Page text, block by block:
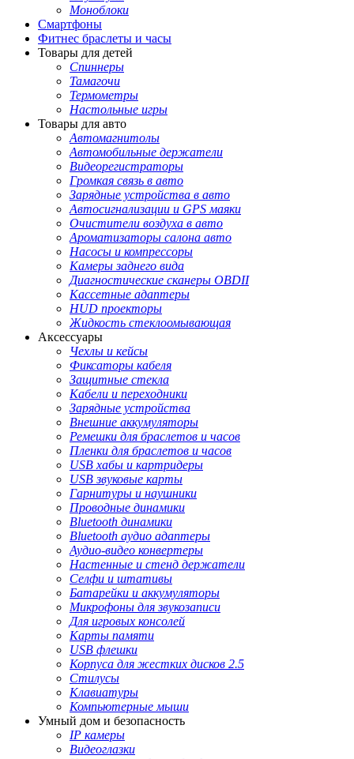
Моноблоки
Смартфоны
Фитнес браслеты и часы
Товары для детей
Спиннеры
Тамагочи
Термометры
Настольные игры
Товары для авто
Автомагнитолы
Автомобильные держатели
Видеорегистраторы
Громкая связь в авто
Зарядные устройства в авто
Автосигнализации и GPS маяки
Очистители воздуха в авто
Ароматизаторы салона авто
Насосы и компрессоры
Камеры заднего вида
Диагностические сканеры OBDII
Кассетные адаптеры
HUD проекторы
Жидкость стеклоомывающая
Аксессуары
Чехлы и кейсы
Фиксаторы кабеля
Защитные стекла
Кабели и переходники
Зарядные устройства
Внешние аккумуляторы
Ремешки для браслетов и часов
Пленки для браслетов и часов
USB хабы и картридеры
USB звуковые карты
Гарнитуры и наушники
Проводные динамики
Bluetooth динамики
Bluetooth аудио адаптеры
Аудио-видео конвертеры
Настенные и стенд держатели
Селфи и штативы
Батарейки и аккумуляторы
Микрофоны для звукозаписи
Для игровых консолей
Карты памяти
USB флешки
Корпуса для жестких дисков 2.5
Стилусы
Клавиатуры
Компьютерные мыши
Умный дом и безопасность
IP камеры
Видеоглазки